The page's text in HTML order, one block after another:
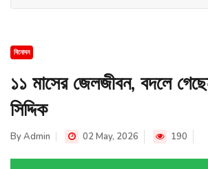
বিনোদন
১১ মাসের জেলজীবন, বদলে
সিদ্দিক
ByAdmin 02 May, 2026 190